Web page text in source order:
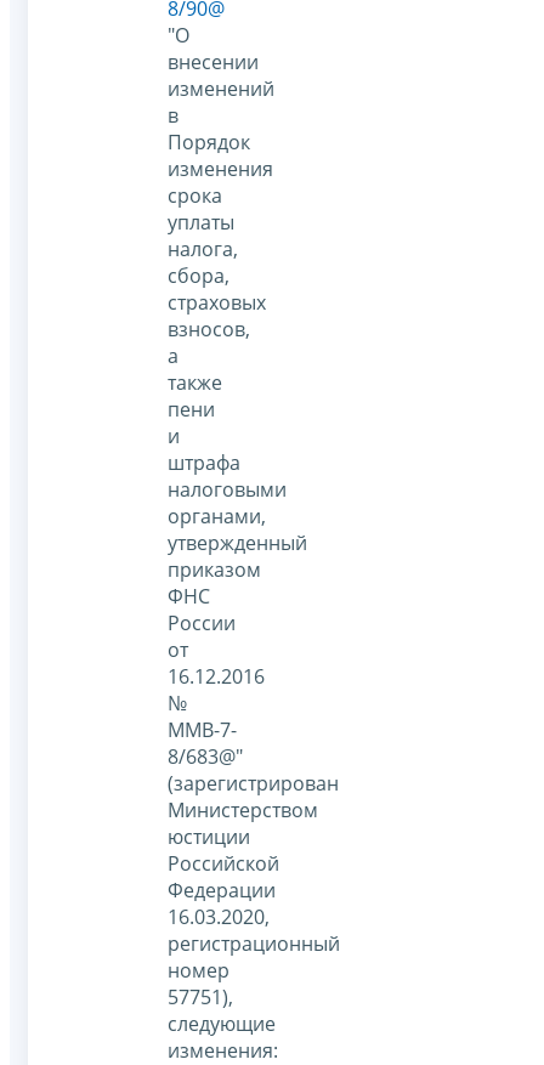
8/90@
"О
внесении
изменений
в
Порядок
изменения
срока
уплаты
налога,
сбора,
страховых
взносов,
а
также
пени
и
штрафа
налоговыми
органами,
утвержденный
приказом
ФНС
России
от
16.12.2016
№
ММВ-7-
8/683@"
(зарегистрирован
Министерством
юстиции
Российской
Федерации
16.03.2020,
регистрационный
номер
57751),
следующие
изменения: